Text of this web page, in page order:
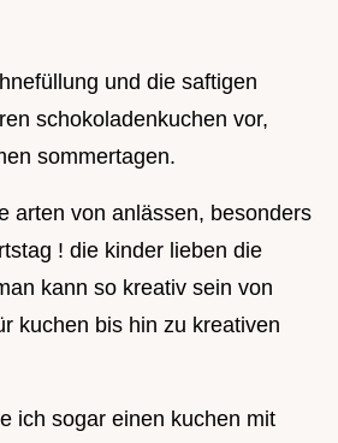
und die saftigen
schokoladenkuchen vor,
sommertagen.
arten von anlässen, besonders
! die kinder lieben die
kann so kreativ sein von
kuchen bis hin zu kreativen
ich sogar einen kuchen mit